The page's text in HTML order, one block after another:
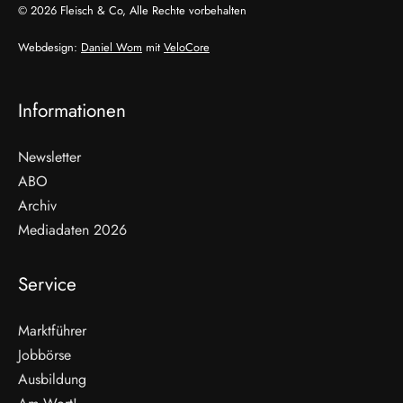
© 2026 Fleisch & Co, Alle Rechte vorbehalten
Webdesign: Daniel Wom mit VeloCore
Informationen
Newsletter
ABO
Archiv
Mediadaten 2026
Service
Marktführer
Jobbörse
Ausbildung